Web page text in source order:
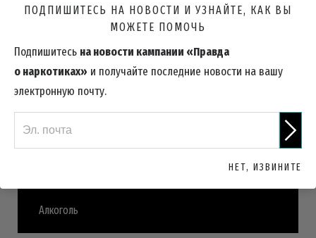
Почему люди принимают наркотики?
Основные факты о злоупотреблении наркотиками
Алкоголь
ПОДПИШИТЕСЬ НА НОВОСТИ И УЗНАЙТЕ, КАК ВЫ
МОЖЕТЕ ПОМОЧЬ
Подпишитесь на новости кампании «Правда
о наркотиках» и получайте последние новости на вашу
электронную почту.
НЕТ, ИЗВИНИТЕ